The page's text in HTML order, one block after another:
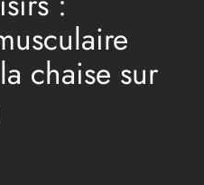
chaise sur